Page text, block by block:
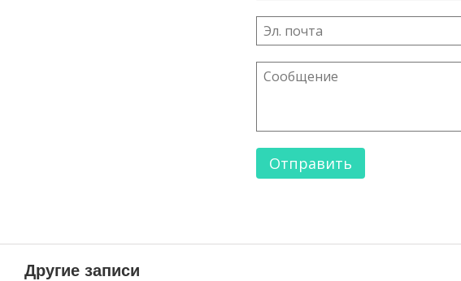
Отправить
Другие записи